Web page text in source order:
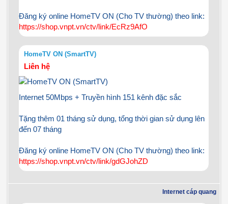
Đăng ký online HomeTV ON (Cho TV thường) theo link:
https://shop.vnpt.vn/ctv/link/EcRz9AfO
HomeTV ON (SmartTV)
Liên hệ
Internet 50Mbps + Truyền hình 151 kênh đặc sắc
Tặng thêm 01 tháng sử dụng, tổng thời gian sử dụng lên
đến 07 tháng
Đăng ký online HomeTV ON (Cho TV thường) theo link:
https://shop.vnpt.vn/ctv/link/gdGJohZD
Internet cáp quang